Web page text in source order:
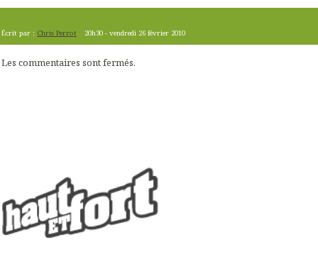
Écrit par : Chris Perrot 20h30 -vendredi 26 février 2010
Les commentaires sont fermés.